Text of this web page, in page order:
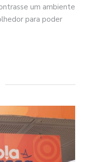
um ambiente
para poder